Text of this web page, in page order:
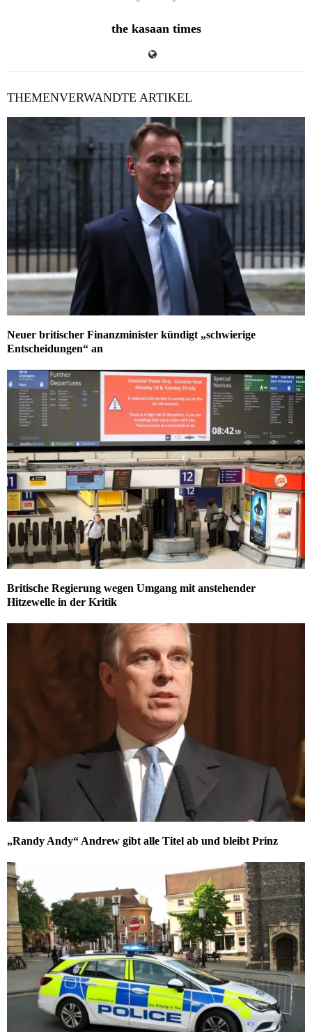
the kasaan times
THEMENVERWANDTE ARTIKEL
Neuer britischer Finanzminister kündigt „schwierige
Entscheidungen“ an
Britische Regierung wegen Umgang mit anstehender
Hitzewelle in der Kritik
„Randy Andy“ Andrew gibt alle Titel ab und bleibt Prinz